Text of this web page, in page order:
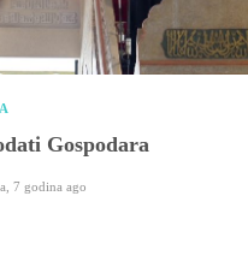
Gospodara
7 godina ago